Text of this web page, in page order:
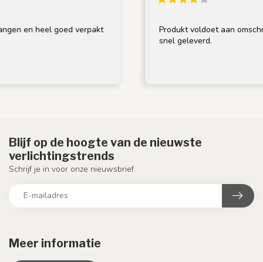
heel goed verpakt
Produkt voldoet aan omschrijving,
snel geleverd.
Meer informatie
Blijf op de hoogte van de nieuwste
verlichtingstrends
Schrijf je in voor onze nieuwsbrief.